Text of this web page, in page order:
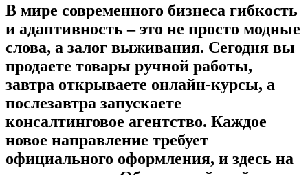
В мире современного бизнеса гибкость
и адаптивность – это не просто модные
слова, а залог выживания. Сегодня вы
продаете товары ручной работы,
завтра открываете онлайн-курсы, а
послезавтра запускаете
консалтинговое агентство. Каждое
новое направление требует
официального оформления, и здесь на